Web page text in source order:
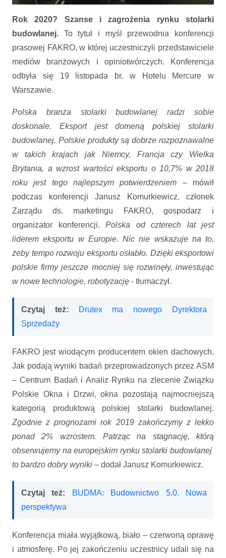
Rok 2020? Szanse i zagrożenia rynku stolarki
budowlanej. To tytuł i myśl przewodnia konferencji
prasowej FAKRO, w której uczestniczyli przedstawiciele
mediów branżowych i opiniotwórczych. Konferencja
odbyła się 19 listopada br. w Hotelu Mercure w
Warszawie.
Polska branża stolarki budowlanej radzi sobie
doskonale. Eksport jest domeną polskiej stolarki
budowlanej. Polskie produkty są dobrze rozpoznawalne
w takich krajach jak Niemcy, Francja czy Wielka
Brytania, a wzrost wartości eksportu o 10,7% w 2018
roku jest tego najlepszym potwierdzeniem – mówił
podczas konferencji Janusz Komurkiewicz, członek
Zarządu ds. marketingu FAKRO, gospodarz i
organizator konferencji. Polska od czterech lat jest
liderem eksportu w Europie. Nic nie wskazuje na to,
żeby tempo rozwoju eksportu osłabło. Dzięki eksportowi
polskie firmy jeszcze mocniej się rozwinęły, inwestując
w nowe technologie, robotyzację - tłumaczył.
Czytaj też:
Drutex ma nowego Dyrektora
Sprzedaży
FAKRO jest wiodącym producentem okien dachowych.
Jak podają wyniki badań przeprowadzonych przez ASM
– Centrum Badań i Analiz Rynku na zlecenie Związku
Polskie Okna i Drzwi, okna pozostają najmocniejszą
kategorią produktową polskiej stolarki budowlanej.
Zgodnie z prognozami rok 2019 zakończymy z lekko
ponad 2% wzrostem. Patrząc na stagnację, którą
obserwujemy na europejskim rynku stolarki budowlanej
to bardzo dobry wyniki – dodał Janusz Komurkiewicz.
Czytaj też:
BUDMA: Budownictwo 5.0. Nowa
perspektywa
Konferencja miała wyjątkową, biało – czerwoną oprawę
i atmosferę. Po jej zakończeniu uczestnicy udali się na